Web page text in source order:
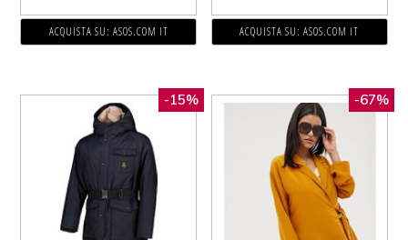
ACQUISTA SU: ASOS.COM IT ACQUISTA SU: ASOS.COM IT
-15% -67%